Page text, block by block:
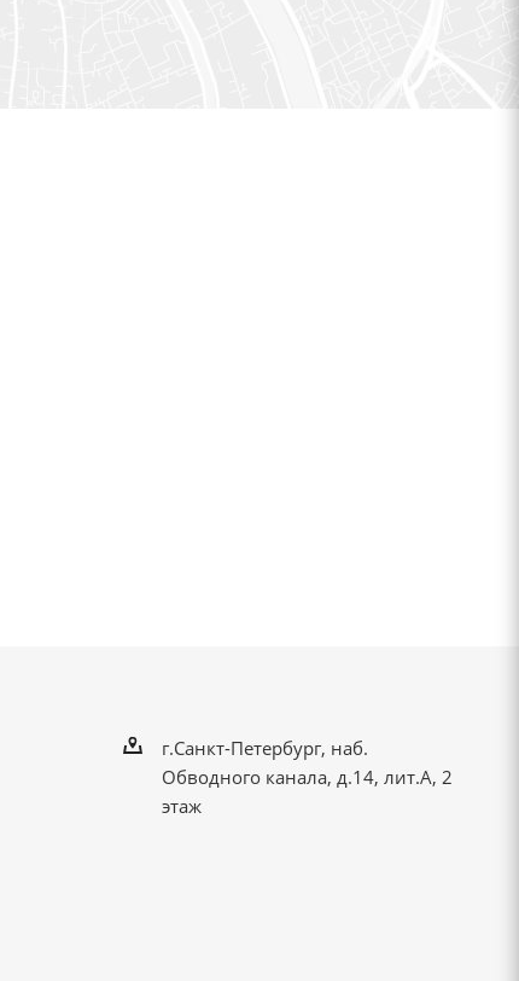
г.Санкт-Петербург, наб.
Обводного канала, д.14, лит.А, 2
этаж